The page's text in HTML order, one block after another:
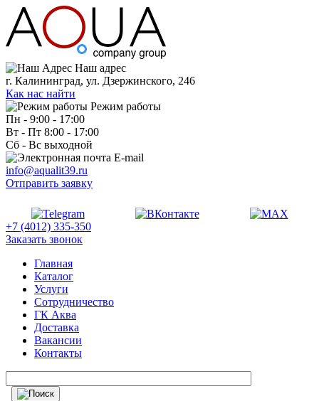
Наш адрес
г. Калининград, ул. Дзержинского, 246
Как нас найти
Режим работы
Пн - 9:00 - 17:00
Вт - Пт 8:00 - 17:00
Сб - Вс выходной
E-mail
info@aqualit39.ru
Отправить заявку
+7 (4012) 335-350
Заказать звонок
Главная
Каталог
Услуги
Сотрудничество
ГК Аква
Доставка
Вакансии
Контакты